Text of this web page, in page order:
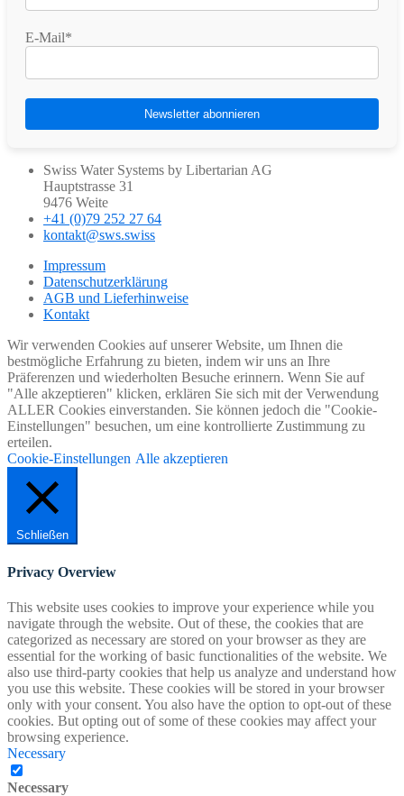
E-Mail*
Swiss Water Systems by Libertarian AG
Hauptstrasse 31
9476 Weite
+41 (0)79 252 27 64
kontakt@sws.swiss
Impressum
Datenschutzerklärung
AGB und Lieferhinweise
Kontakt
Wir verwenden Cookies auf unserer Website, um Ihnen die
bestmögliche Erfahrung zu bieten, indem wir uns an Ihre
Präferenzen und wiederholten Besuche erinnern. Wenn Sie auf
"Alle akzeptieren" klicken, erklären Sie sich mit der Verwendung
ALLER Cookies einverstanden. Sie können jedoch die "Cookie-
Einstellungen" besuchen, um eine kontrollierte Zustimmung zu
erteilen.
Cookie-Einstellungen Alle akzeptieren
Schließen
Privacy Overview
This website uses cookies to improve your experience while you
navigate through the website. Out of these, the cookies that are
categorized as necessary are stored on your browser as they are
essential for the working of basic functionalities of the website. We
also use third-party cookies that help us analyze and understand how
you use this website. These cookies will be stored in your browser
only with your consent. You also have the option to opt-out of these
cookies. But opting out of some of these cookies may affect your
browsing experience.
Necessary
Necessary